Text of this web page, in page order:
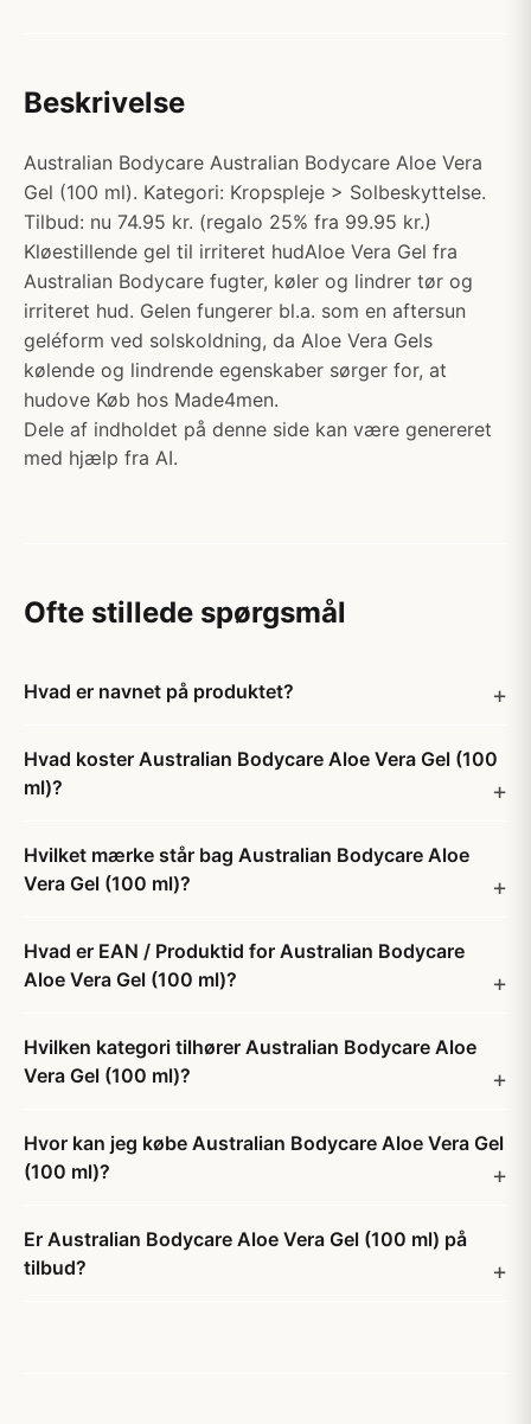
Beskrivelse
Australian Bodycare Australian Bodycare Aloe Vera
Gel (100 ml). Kategori: Kropspleje > Solbeskyttelse.
Tilbud: nu 74.95 kr. (regalo 25% fra 99.95 kr.)
Kløestillende gel til irriteret hudAloe Vera Gel fra
Australian Bodycare fugter, køler og lindrer tør og
irriteret hud. Gelen fungerer bl.a. som en aftersun
geléform ved solskoldning, da Aloe Vera Gels
kølende og lindrende egenskaber sørger for, at
hudove Køb hos Made4men.
Dele af indholdet på denne side kan være genereret
med hjælp fra AI.
Ofte stillede spørgsmål
Hvad er navnet på produktet?
Hvad koster Australian Bodycare Aloe Vera Gel (100
ml)?
Hvilket mærke står bag Australian Bodycare Aloe
Vera Gel (100 ml)?
Hvad er EAN / Produktid for Australian Bodycare
Aloe Vera Gel (100 ml)?
Hvilken kategori tilhører Australian Bodycare Aloe
Vera Gel (100 ml)?
Hvor kan jeg købe Australian Bodycare Aloe Vera Gel
(100 ml)?
Er Australian Bodycare Aloe Vera Gel (100 ml) på
tilbud?